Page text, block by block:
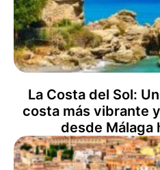
La Costa del Sol:
costa más vibrante
desde Málaga